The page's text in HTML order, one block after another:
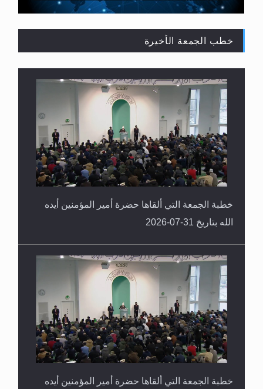
القرآن قاضٍ وحكمٌ على السنة ومهيمنٌ عليها.. ليس
العكس
خطب الجمعة الأخيرة
خطبة الجمعة التي ألقاها حضرة أمير المؤمنين أيده
الله بتاريخ 31-07-2026
خطبة الجمعة التي ألقاها حضرة أمير المؤمنين أيده